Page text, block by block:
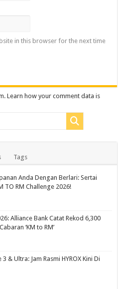
in this browser for the next time
Learn how your comment data is
Tags
Anda Dengan Berlari: Sertai
TO RM Challenge 2026!
Alliance Bank Catat Rekod 6,300
‘KM to RM’
& Ultra: Jam Rasmi HYROX Kini Di